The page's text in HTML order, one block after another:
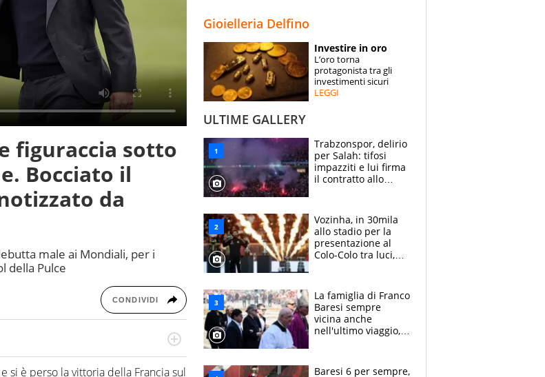
ESPERTI
CONTATTI
figuraccia sotto
Bocciato il
da
male ai Mondiali, per i
della Pulce
CONDIVIDI
sportive e collaborato con
e memoria storica. Si occupa
si è perso la vittoria della Francia sul
Gioielleria Delfino
Investire in oro
L’oro torna
protagonista tra gli
investimenti sicuri
LEGGI
ULTIME GALLERY
Trabzonspor, delirio
per Salah: tifosi
impazziti e lui firma
il contratto allo
Vozinha, in 30mila
allo stadio per la
presentazione al
Colo-Colo tra luci,
La famiglia di Franco
Baresi sempre
vicina anche
nell'ultimo viaggio,
circondati
Baresi 6 per sempre,